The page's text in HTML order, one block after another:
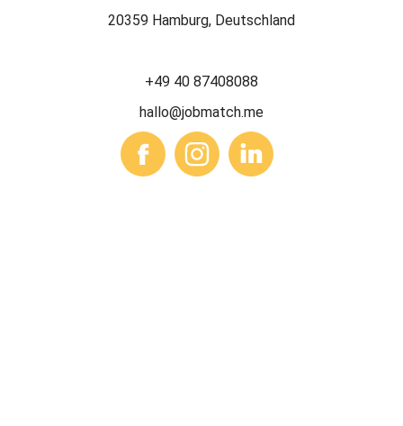
20359 Hamburg, Deutschland
+49 40 87408088
hallo@jobmatch.me